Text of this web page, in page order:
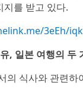
를 받고 있다.
3eEh/
일본 여행의 두
의 식사와 관련